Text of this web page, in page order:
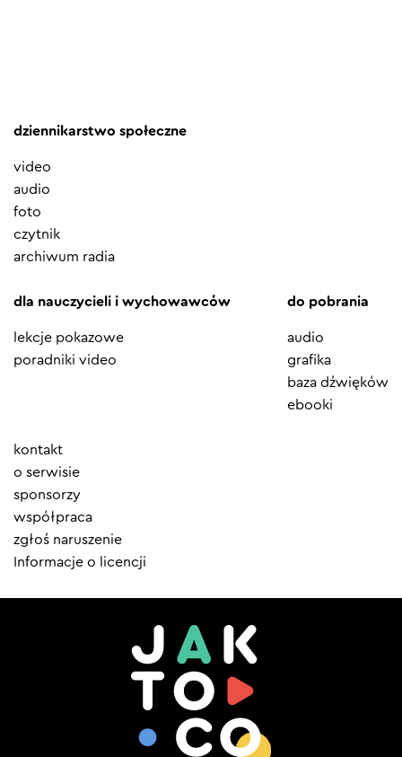
dziennikarstwo społeczne
video
audio
foto
czytnik
archiwum radia
dla nauczycieli i wychowawców
lekcje pokazowe
poradniki video
do pobrania
audio
grafika
baza dźwięków
ebooki
Element
menu
kontakt
o serwisie
sponsorzy
współpraca
zgłoś naruszenie
Informacje o licencji